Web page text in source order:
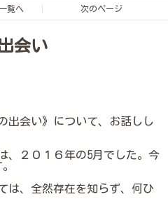
一覧へ 次のページ
会い
出会い》について、お話しし
、２０１６年の5月でした。今
は、全然存在を知らず、何ひ